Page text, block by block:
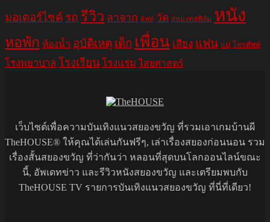
มอเตอร์ไซค์ รถ รีวิว ลาจาก ลิฟท์ วัด สหมงคลฟิล์ม หนัง
หอพัก ห้องน้ำ อุบัติเหตุ เด็ก เพื่อน เสียง แฟน แม่ โทรศัพท์
โรงพยาบาล โรงเรียน โรงแรม ไสยศาสตร์
เว็บไซต์เพื่อความบันเทิงแนวสยองขวัญ ที่รวมเอาเกมบ้านผี
TheHOUSE® ให้คุณได้เล่นกันฟรีๆ, เล่าเรื่องสยองก่อนนอน รวม
เรื่องสั้นสยองขวัญ ที่ว่ากันว่า หลอนที่สุดบนโลกออนไลน์ขณะ
นี้, อัพเดทข่าว และรีวิวหนังสยองขวัญ และเตรียมพบกับ
TheHOUSE TV รายการบันเทิงแนวสยองขวัญ ที่นี่ที่เดียว!